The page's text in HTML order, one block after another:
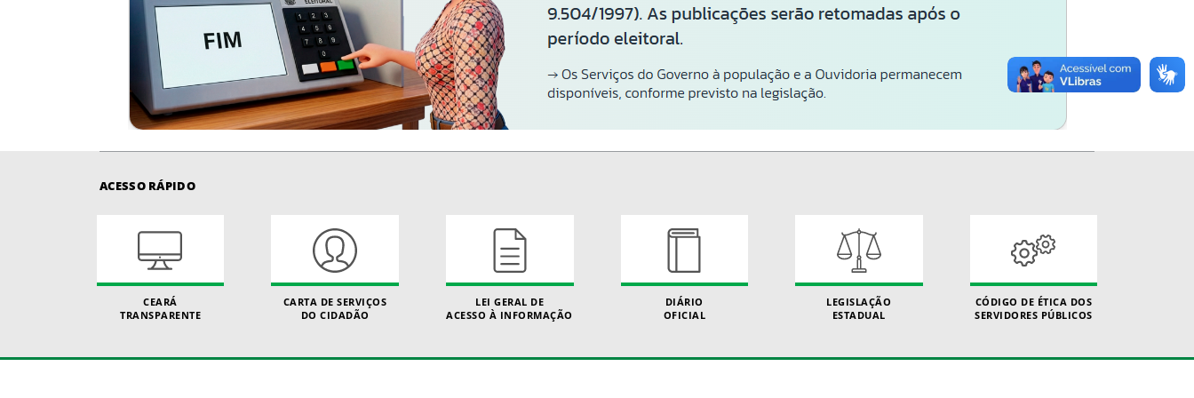
ACESSO RÁPIDO
CEARÁ
TRANSPARENTE
CARTA DE SERVIÇOS
DO CIDADÃO
LEI GERAL DE
ACESSO À INFORMAÇÃO
DIÁRIO
OFICIAL
LEGISLAÇÃO
ESTADUAL
CÓDIGO DE ÉTICA DOS
SERVIDORES PÚBLICOS